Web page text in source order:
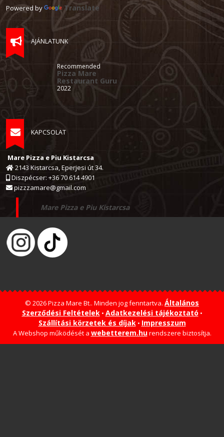
Powered by Translate
AJÁNLATUNK
Recommended
Pizza Mare
Restaurant Guru
2022
KAPCSOLAT
Mare Pizza e Piu Kistarcsa
2143 Kistarcsa, Eperjesi út 34.
Diszpécser: +36 70 614 4901
pizzzamare@gmail.com
Mare Pizza e Piu Kistarcsa
© 2026 Pizza Mare Bt.. Minden jog fenntartva. Általános
Szerződési Feltételek• Adatkezelési tájékoztató •
Szállítási körzetek és díjak• Impresszum
A Webshop működését a webetterem.hurendszere biztosítja.